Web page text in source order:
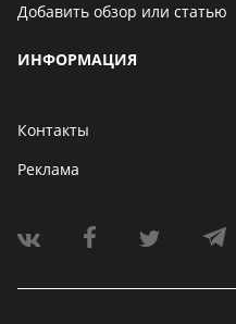
Добавить обзор или статью
ИНФОРМАЦИЯ
Контакты
Реклама